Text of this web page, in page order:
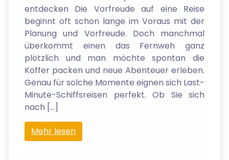
entdecken Die Vorfreude auf eine Reise
beginnt oft schon lange im Voraus mit der
Planung und Vorfreude. Doch manchmal
überkommt einen das Fernweh ganz
plötzlich und man möchte spontan die
Koffer packen und neue Abenteuer erleben.
Genau für solche Momente eignen sich Last-
Minute-Schiffsreisen perfekt. Ob Sie sich
nach […]
Mehr lesen